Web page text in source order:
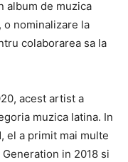
album de muzica
o nominalizare la
colaborarea sa la
acest artist a
muzica latina. In
el a primit mai multe
in 2018 si